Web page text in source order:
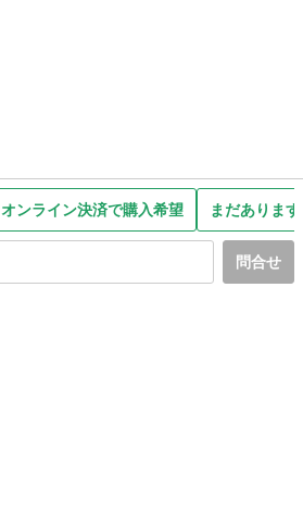
オンライン決済で購入希望 まだありま
問合せ